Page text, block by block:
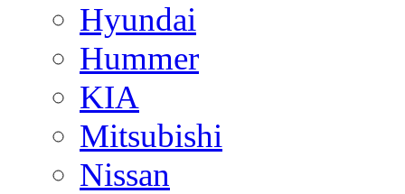
Hyundai
Hummer
KIA
Mitsubishi
Nissan